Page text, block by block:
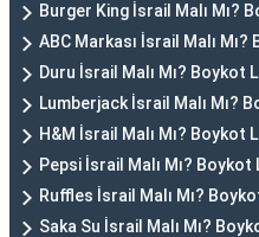
Burger King İsrail Malı Mı?
ABC Markası İsrail Malı
Duru İsrail Malı Mı? Boykot
Lumberjack İsrail Malı Mı?
H&M İsrail Malı Mı? Boykot
Pepsi İsrail Malı Mı?
Ruffles İsrail Malı Mı?
Saka Su İsrail Malı Mı?